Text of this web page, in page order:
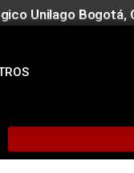
Unilago Bogotá,